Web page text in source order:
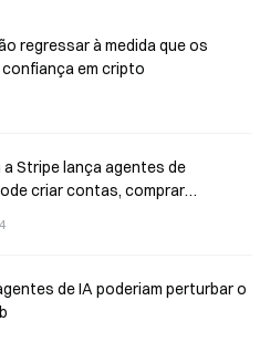
regressar à medida que os
em cripto
Stripe lança agentes de
criar contas, comprar
de IA poderiam perturbar o